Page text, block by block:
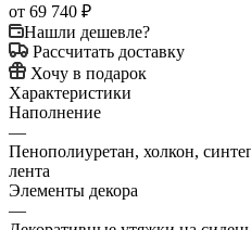
от 69 740 ₽
Нашли дешевле?
Рассчитать доставку
Хочу в подарок
Характеристики
Наполнение
—
Пенополиуретан, холкон,
лента
Элементы декора
—